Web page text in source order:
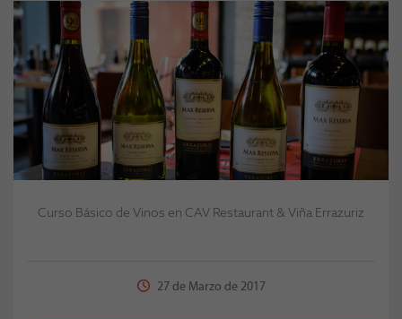
Curso Básico de Vinos en CAV Restaurant & Viña Errazuriz
27 de Marzo de 2017